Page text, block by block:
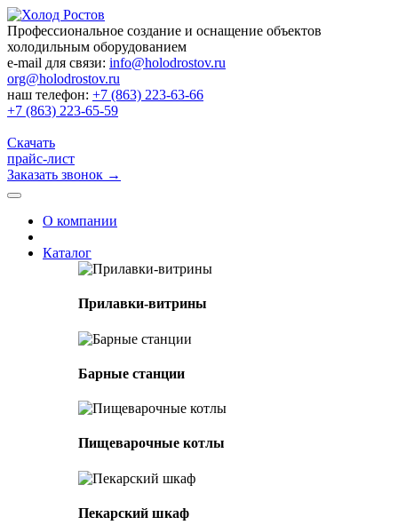
Профессиональное создание и оснащение объектов
холодильным оборудованием
e-mail для связи: info@holodrostov.ru
org@holodrostov.ru
наш телефон: +7 (863) 223-63-66
+7 (863) 223-65-59
Скачать
прайс-лист
Заказать звонок →
О компании
Каталог
Прилавки-витрины
Барные станции
Пищеварочные котлы
Пекарский шкаф